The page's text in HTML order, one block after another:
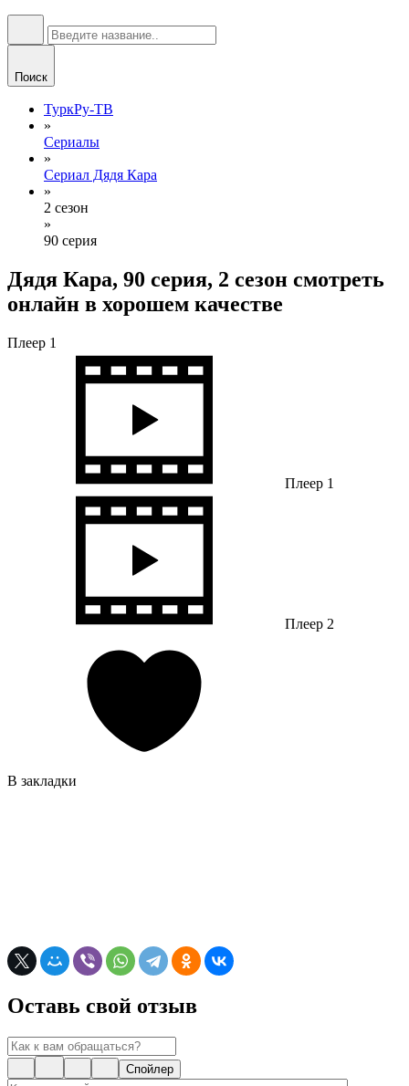
Поиск
ТуркРу-ТВ
»
Сериалы
»
Сериал Дядя Кара
»
2 сезон
»
90 серия
Дядя Кара, 90 серия, 2 сезон смотреть
онлайн в хорошем качестве
Плеер 1
Плеер 1
Плеер 2
В закладки
Оставь свой отзыв
Спойлер